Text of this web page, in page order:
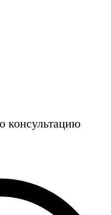
консультацию